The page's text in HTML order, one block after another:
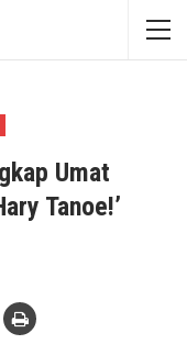
Umat
Tanoe!’